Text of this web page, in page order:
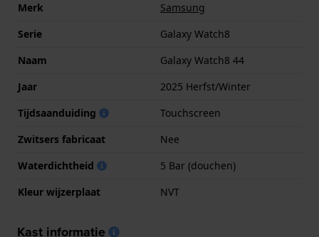
Merk
Samsung
Serie
Galaxy Watch8
Naam
Galaxy Watch8 44
Jaar
2025 Herfst/Winter
Tijdsaanduiding
Touchscreen
Zwitsers fabricaat
Nee
Waterdichtheid
5 Bar (douchen)
Kleur wijzerplaat
NVT
Kast informatie